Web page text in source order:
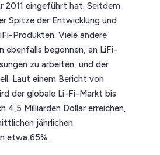
2011 eingeführt hat. Seitdem
Spitze der Entwicklung und
Produkten. Viele andere
ebenfalls begonnen, an LiFi-
zu arbeiten, und der
Laut einem Bericht von
der globale Li-Fi-Markt bis
4,5 Milliarden Dollar erreichen,
jährlichen
etwa 65%.